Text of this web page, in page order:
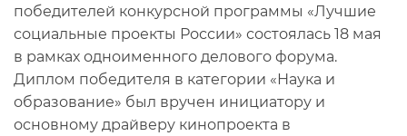
победителей конкурсной программы «Лучшие
социальные проекты России» состоялась 18 мая
в рамках одноименного делового форума.
Диплом победителя в категории «Наука и
образование» был вручен инициатору и
основному драйверу кинопроекта в